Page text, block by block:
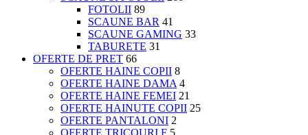
FOTOLII 89
SCAUNE BAR 41
SCAUNE GAMING 33
TABURETE 31
OFERTE DE PRET 66
OFERTE HAINE COPII 8
OFERTE HAINE DAMA 4
OFERTE HAINE FEMEI 21
OFERTE HAINUTE COPII 25
OFERTE PANTALONI 2
OFERTE TRICOURI F 5